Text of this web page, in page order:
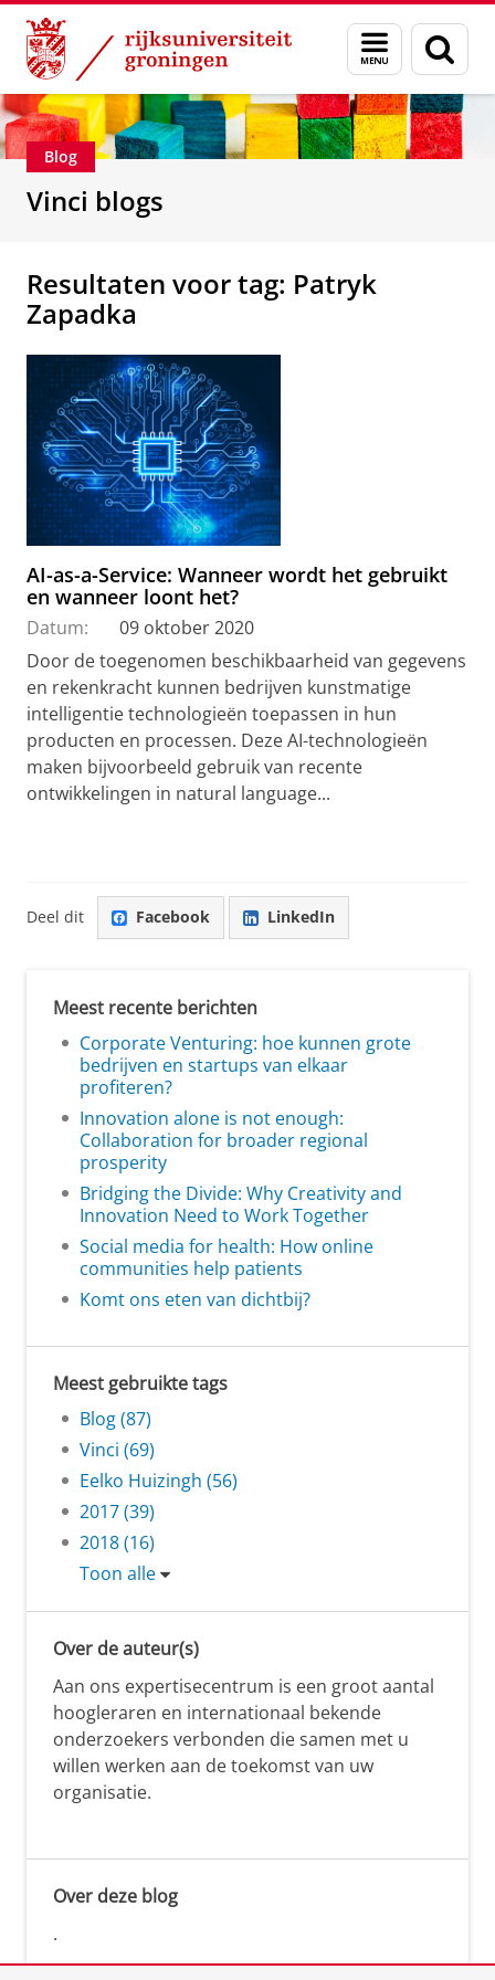
Skip
Content
Skip
Navigation
Menu
en
zoeken
Department of Innovation Management &
Blog
Vinci blogs
Resultaten voor tag: Patryk
Zapadka
AI-as-a-Service: Wanneer wordt het gebruikt
en wanneer loont het?
Datum:
09 oktober 2020
Door de toegenomen beschikbaarheid van gegevens
en rekenkracht kunnen bedrijven kunstmatige
intelligentie technologieën toepassen in hun
producten en processen. Deze AI-technologieën
maken bijvoorbeeld gebruik van recente
ontwikkelingen in natural language...
Deel dit Facebook LinkedIn
Meest recente berichten
Corporate Venturing: hoe kunnen grote
bedrijven en startups van elkaar
profiteren?
Innovation alone is not enough:
Collaboration for broader regional
prosperity
Bridging the Divide: Why Creativity and
Innovation Need to Work Together
Social media for health: How online
communities help patients
Komt ons eten van dichtbij?
Meest gebruikte tags
Blog (87)
Vinci (69)
Eelko Huizingh (56)
2017 (39)
2018 (16)
Toon alle
Over de auteur(s)
Aan ons expertisecentrum is een groot aantal
hoogleraren en internationaal bekende
onderzoekers verbonden die samen met u
willen werken aan de toekomst van uw
organisatie.
Over deze blog
.